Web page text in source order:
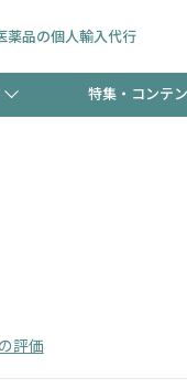
薬品の個人輸入代行
特集・コンテ
評価